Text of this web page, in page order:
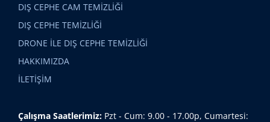
DIŞ CEPHE CAM TEMİZLİĞİ
DIŞ CEPHE TEMİZLİĞİ
DRONE İLE DIŞ CEPHE TEMİZLİĞİ
HAKKIMIZDA
İLETİŞİM
Çalışma Saatlerimiz: Pzt - Cum: 9.00 - 17.00p, Cumartesi: